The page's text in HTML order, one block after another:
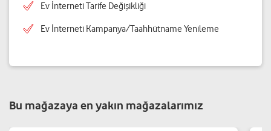
Ev İnterneti Tarife Değişikliği
Ev İnterneti Kampanya/Taahhütname Yenileme
Bu mağazaya en yakın mağazalarımız